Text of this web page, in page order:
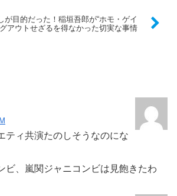
が目的だった！稲垣吾郎が“ホモ・ゲイ
アウトせざるを得なかった切実な事情
ティ共演たのしそうなのにな
ビ、嵐関ジャニコンビは見飽きたわ